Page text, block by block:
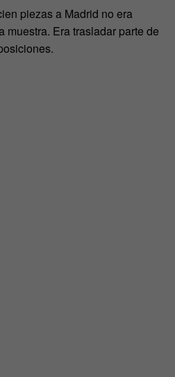
piezas a Madrid no era
muestra. Era trasladar parte de